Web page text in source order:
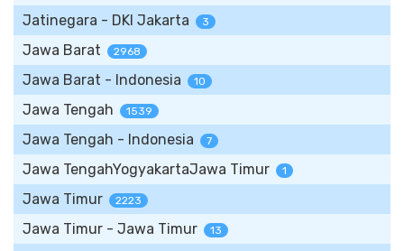
Jatinegara - DKI Jakarta 3
Jawa Barat 2968
Jawa Barat - Indonesia 10
Jawa Tengah 1539
Jawa Tengah - Indonesia 7
Jawa TengahYogyakartaJawa Timur 1
Jawa Timur 2223
Jawa Timur - Jawa Timur 13